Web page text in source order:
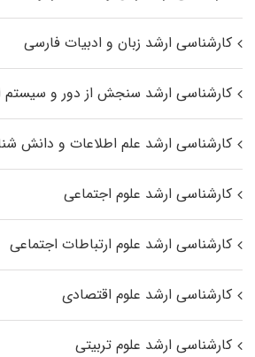
کارشناسی ارشد زبان و ادبیات فارسی
کارشناسی ارشد سنجش از دور و سیستم
کارشناسی ارشد علم اطلاعات و دانش
کارشناسی ارشد علوم اجتماعی
کارشناسی ارشد علوم ارتباطات اجتماعی
کارشناسی ارشد علوم اقتصادی
کارشناسی ارشد علوم تربیتی